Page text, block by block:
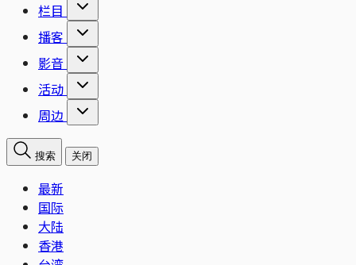
栏目
播客
影音
活动
周边
搜索 关闭
最新
国际
大陆
香港